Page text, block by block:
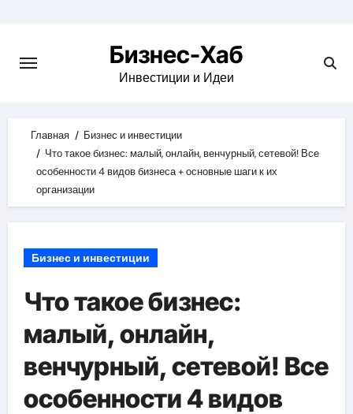
content
Бизнес-Хаб
Инвестиции и Идеи
Главная
Бизнес и инвестиции
Что такое бизнес: малый, онлайн, венчурный, сетевой! Все
особенности 4 видов бизнеса + основные шаги к их
организации
Бизнес и инвестиции
Что такое бизнес:
малый, онлайн,
венчурный, сетевой! Все
особенности 4 видов